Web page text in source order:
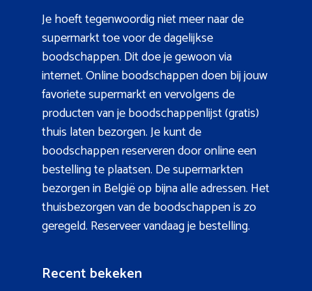
Je hoeft tegenwoordig niet meer naar de
supermarkt toe voor de dagelijkse
boodschappen. Dit doe je gewoon via
internet. Online boodschappen doen bij jouw
favoriete supermarkt en vervolgens de
producten van je boodschappenlijst (gratis)
thuis laten bezorgen. Je kunt de
boodschappen reserveren door online een
bestelling te plaatsen. De supermarkten
bezorgen in België op bijna alle adressen. Het
thuisbezorgen van de boodschappen is zo
geregeld. Reserveer vandaag je bestelling.
Recent bekeken